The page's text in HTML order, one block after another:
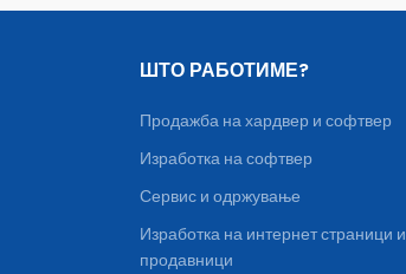
ШТО РАБОТИМЕ?
Продажба на хардвер и софтвер
Изработка на софтвер
Сервис и одржување
Изработка на интернет страници и
продавници